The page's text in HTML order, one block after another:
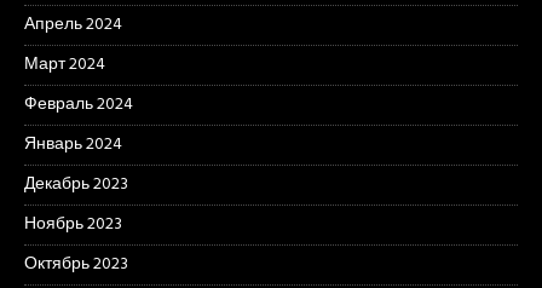
Апрель 2024
Март 2024
Февраль 2024
Январь 2024
Декабрь 2023
Ноябрь 2023
Октябрь 2023